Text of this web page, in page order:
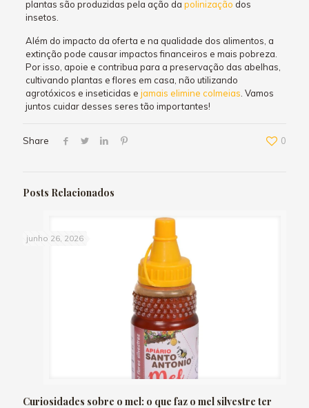
plantas são produzidas pela ação da polinização dos
insetos.
Além do impacto da oferta e na qualidade dos alimentos, a
extinção pode causar impactos financeiros e mais pobreza.
Por isso, apoie e contribua para a preservação das abelhas,
cultivando plantas e flores em casa, não utilizando
agrotóxicos e inseticidas e jamais elimine colmeias . Vamos
juntos cuidar desses seres tão importantes!
Share 0
Posts Relacionados
junho 26, 2026
Curiosidades sobre o mel: o que faz o mel silvestre ter